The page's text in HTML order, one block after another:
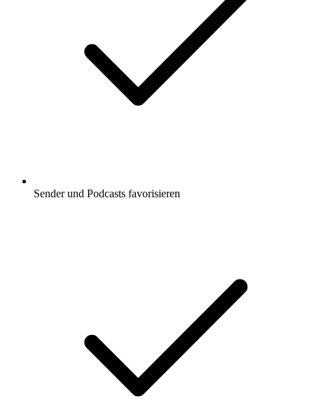
Sender und Podcasts favorisieren